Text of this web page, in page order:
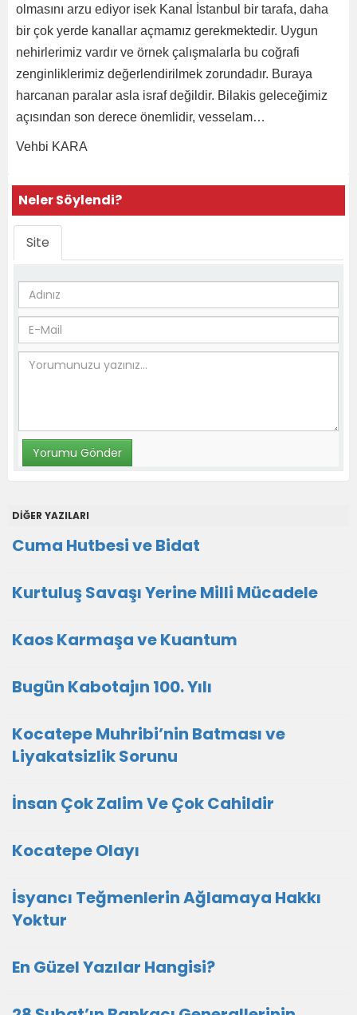
olmasını arzu ediyor isek Kanal İstanbul bir tarafa, daha
bir çok yerde kanallar açmamız gerekmektedir. Uygun
nehirlerimiz vardır ve örnek çalışmalarla bu coğrafi
zenginliklerimiz değerlendirilmek zorundadır. Buraya
harcanan paralar asla israf değildir. Bilakis geleceğimiz
açısından son derece önemlidir, vesselam…
Vehbi KARA
Neler Söylendi?
Site
DİĞER YAZILARI
Cuma Hutbesi ve Bidat
Kurtuluş Savaşı Yerine Milli Mücadele
Kaos Karmaşa ve Kuantum
Bugün Kabotajın 100. Yılı
Kocatepe Muhribi’nin Batması ve
Liyakatsizlik Sorunu
İnsan Çok Zalim Ve Çok Cahildir
Kocatepe Olayı
İsyancı Teğmenlerin Ağlamaya Hakkı
Yoktur
En Güzel Yazılar Hangisi?